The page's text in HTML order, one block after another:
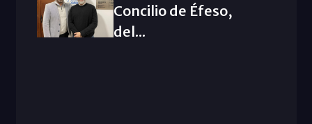
Concilio de Éfeso,
del...